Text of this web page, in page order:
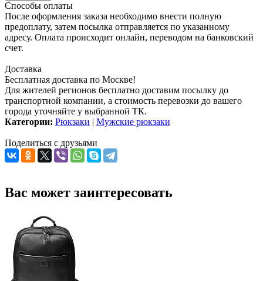
Способы оплаты
После оформления заказа необходимо внести полную
предоплату, затем посылка отправляется по указанному
адресу. Оплата происходит онлайн, переводом на банковский
счет.
Доставка
Бесплатная доставка по Москве!
Для жителей регионов бесплатно доставим посылку до
транспортной компании, а стоимость перевозки до вашего
города уточняйте у выбранной ТК.
Категории: Рюкзаки | Мужские рюкзаки
Поделиться с друзьями
Вас может заинтересовать